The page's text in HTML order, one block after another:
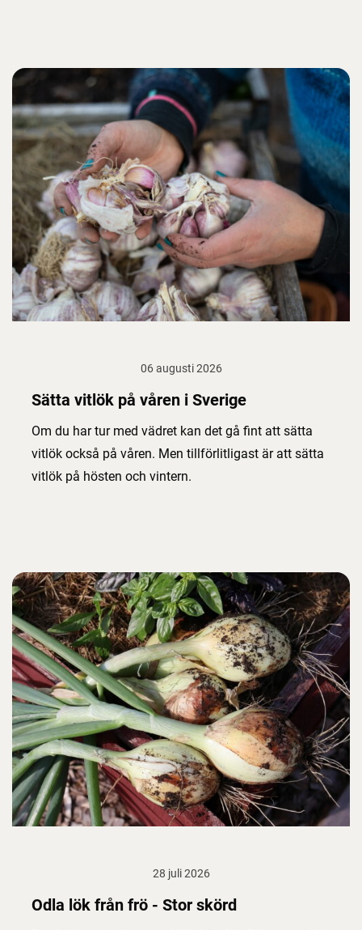
06 augusti 2026
Sätta vitlök på våren i Sverige
Om du har tur med vädret kan det gå fint att sätta
vitlök också på våren. Men tillförlitligast är att sätta
vitlök på hösten och vintern.
28 juli 2026
Odla lök från frö - Stor skörd